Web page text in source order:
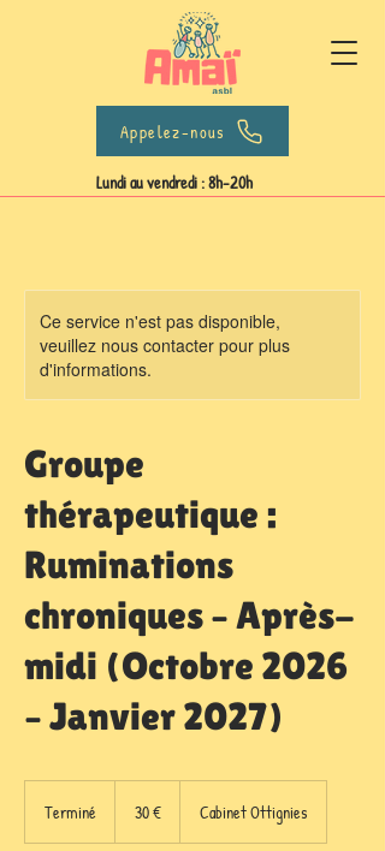
Appelez-nous
Lundi au vendredi : 8h-20h
Ce service n'est pas disponible,
veuillez nous contacter pour plus
d'informations.
Groupe
thérapeutique :
Ruminations
chroniques – Après-
midi (Octobre 2026
– Janvier 2027)
Terminé 30 € Cabinet Ottignies